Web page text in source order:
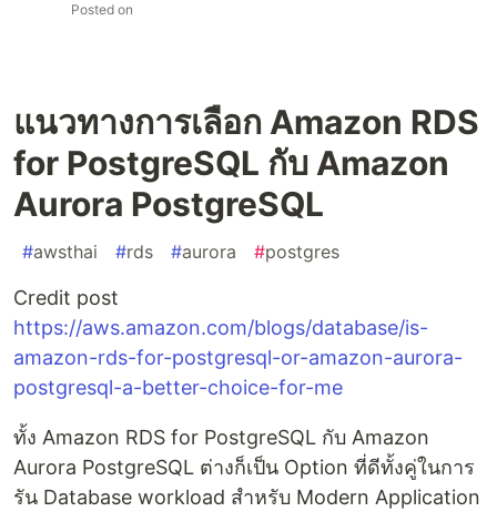
Posted on
แนวทางการเลือก Amazon RDS
for PostgreSQL กับ Amazon
Aurora PostgreSQL
#awsthai #rds #aurora #postgres
Credit post
https://aws.amazon.com/blogs/database/is-
amazon-rds-for-postgresql-or-amazon-aurora-
postgresql-a-better-choice-for-me
ทั้ง Amazon RDS for PostgreSQL กับ Amazon
Aurora PostgreSQL ต่างก็เป็น Option ที่ดีทั้งคู่ในการ
รัน Database workload สำหรับ Modern Application